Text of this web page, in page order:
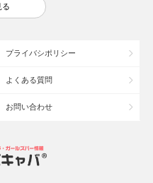
山県 広島県
六本木のキャバクラ
バクラ
る
プライバシポリシー
よくある質問
お問い合わせ